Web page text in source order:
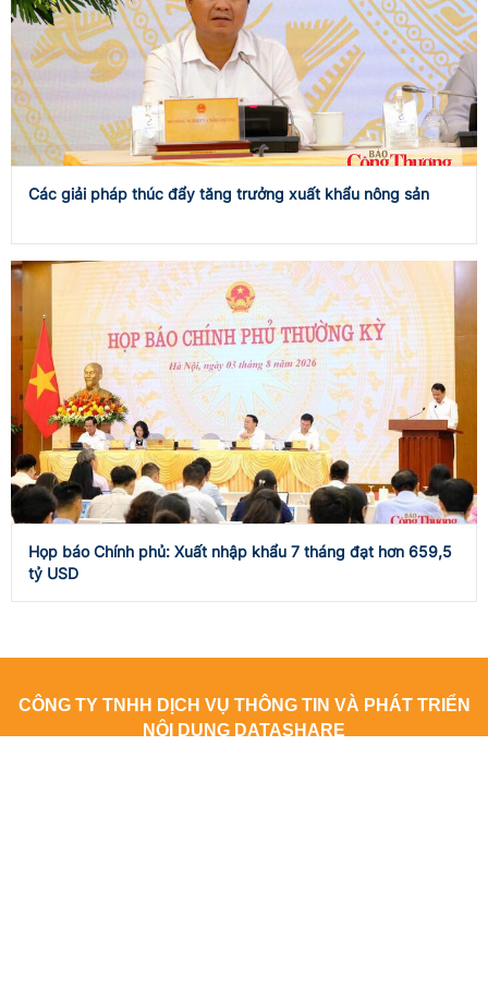
Các giải pháp thúc đẩy tăng trưởng xuất khẩu nông sản
Họp báo Chính phủ: Xuất nhập khẩu 7 tháng đạt hơn 659,5
tỷ USD
CÔNG TY TNHH DỊCH VỤ THÔNG TIN VÀ PHÁT TRIỂN
NỘI DUNG DATASHARE